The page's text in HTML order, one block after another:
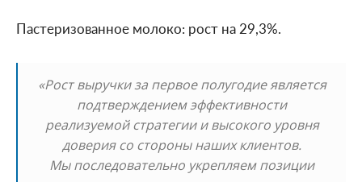
Пастеризованное молоко: рост на 29,3%.
«Рост выручки за первое полугодие является
подтверждением эффективности
реализуемой стратегии и высокого уровня
доверия со стороны наших клиентов.
Мы последовательно укрепляем позиции